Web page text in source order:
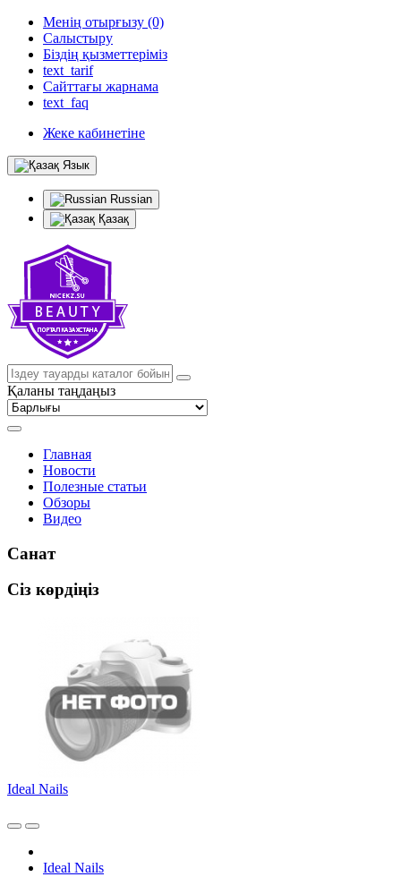
Менің отырғызу (0)
Салыстыру
Біздің қызметтеріміз
text_tarif
Сайттағы жарнама
text_faq
Жеке кабинетіне
Язык
Russian
Қазақ
Қаланы таңдаңыз
Главная
Новости
Полезные статьи
Обзоры
Видео
Санат
Сіз көрдіңіз
Ideal Nails
Ideal Nails